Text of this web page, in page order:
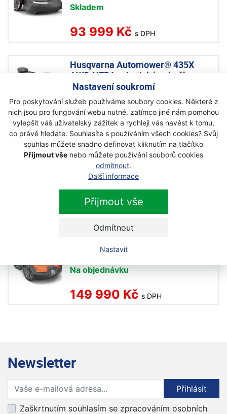
Nastavení soukromí
Pro poskytování služeb používáme soubory cookies. Některé z
nich jsou pro fungování webu nutné, zatímco jiné nám pomohou
vylepšit váš uživatelský zážitek a rychleji vás navést k tomu,
co právě hledáte. Souhlasíte s používáním všech cookies? Svůj
souhlas můžete snadno definovat kliknutím na tlačítko
Přijmout vše nebo můžete používání souborů cookies
odmítnout.
Další informace
Přijmout vše
Odmítnout
Nastavit
Skladem
93 999 Kč s DPH
Husqvarna Automower® 435X
AWD NERA robotická sekačka
Akce
Na objednávku
149 990 Kč
139 990 Kč s DPH
Husqvarna AUTOMOWER 450X
NERA robotická sekačka
Na objednávku
122 999 Kč s DPH
Husqvarna Automower® 535 AWD
EPOS® robotická sekačka
Na objednávku
149 990 Kč s DPH
Newsletter
Přihlaste se k odběru novinek
Přihlásit
Zaškrtnutím souhlasím se zpracováním osobních